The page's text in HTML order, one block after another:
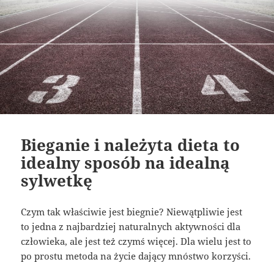
Bieganie i należyta dieta to
idealny sposób na idealną
sylwetkę
Czym tak właściwie jest biegnie? Niewątpliwie jest
to jedna z najbardziej naturalnych aktywności dla
człowieka, ale jest też czymś więcej. Dla wielu jest to
po prostu metoda na życie dający mnóstwo korzyści.